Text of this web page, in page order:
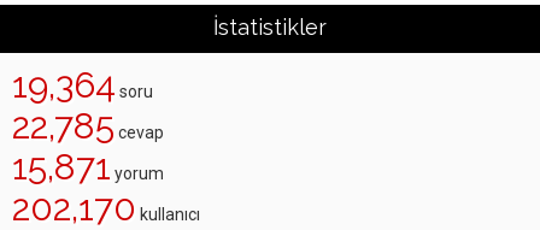
İstatistikler
19,364 soru
22,785 cevap
15,871 yorum
202,170 kullanıcı